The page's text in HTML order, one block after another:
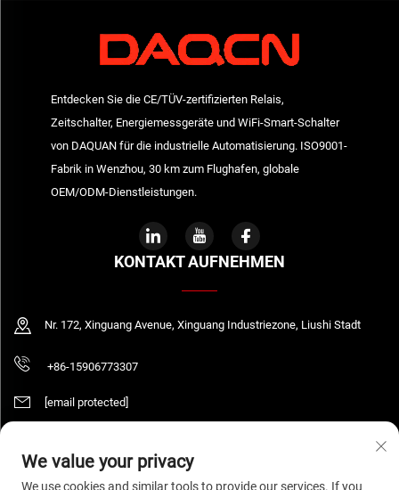
Entdecken Sie die CE/TÜV-zertifizierten Relais,
Zeitschalter, Energiemessgeräte und WiFi-Smart-Schalter
von DAQUAN für die industrielle Automatisierung. ISO9001-
Fabrik in Wenzhou, 30 km zum Flughafen, globale
OEM/ODM-Dienstleistungen.
KONTAKT AUFNEHMEN
Nr. 172, Xinguang Avenue, Xinguang Industriezone, Liushi Stadt
+86-15906773307
[email protected]
Urheberrecht © 2026 WENZHOU DAQUAN ELECTRIC CO.,LTD Alle Rechte
We value your privacy
We use cookies and similar tools to provide our services. If you